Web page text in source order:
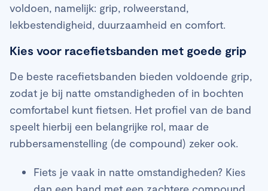
voldoen, namelijk: grip, rolweerstand,
lekbestendigheid, duurzaamheid en comfort.
Kies voor racefietsbanden met goede grip
De beste racefietsbanden bieden voldoende grip,
zodat je bij natte omstandigheden of in bochten
comfortabel kunt fietsen. Het profiel van de band
speelt hierbij een belangrijke rol, maar de
rubbersamenstelling (de compound) zeker ook.
Fiets je vaak in natte omstandigheden? Kies
dan een band met een zachtere compound